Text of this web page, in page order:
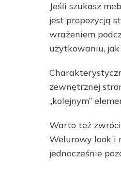
Jeśli szukasz
jest propozycją
wrażeniem
użytkowaniu,
zewnętrznej
„kolejnym”
Warto też
Welurowy look i
jednocześnie